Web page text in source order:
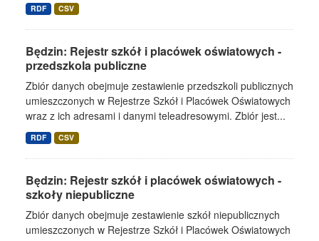
RDF CSV
Będzin: Rejestr szkół i placówek oświatowych -
przedszkola publiczne
Zbiór danych obejmuje zestawienie przedszkoli publicznych
umieszczonych w Rejestrze Szkół i Placówek Oświatowych
wraz z ich adresami i danymi teleadresowymi. Zbiór jest...
RDF CSV
Będzin: Rejestr szkół i placówek oświatowych -
szkoły niepubliczne
Zbiór danych obejmuje zestawienie szkół niepublicznych
umieszczonych w Rejestrze Szkół i Placówek Oświatowych